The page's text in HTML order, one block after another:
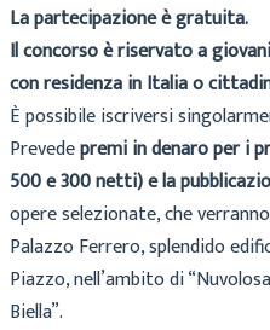
La partecipazione è gratuita.
Il concorso è riservato a
con residenza in Italia o
È possibile iscriversi
Prevedepremi in denaro per i
500 e 300 netti) e la
opere selezionate, che
Palazzo Ferrero, splendido
Piazzo, nell’ambito di
Biella”.